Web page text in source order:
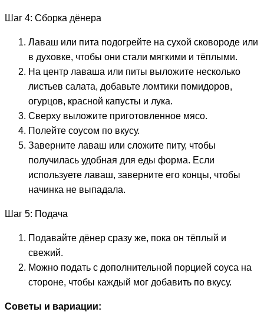
Шаг 4: Сборка дёнера
Лаваш или пита подогрейте на сухой сковороде или
в духовке, чтобы они стали мягкими и тёплыми.
На центр лаваша или питы выложите несколько
листьев салата, добавьте ломтики помидоров,
огурцов, красной капусты и лука.
Сверху выложите приготовленное мясо.
Полейте соусом по вкусу.
Заверните лаваш или сложите питу, чтобы
получилась удобная для еды форма. Если
используете лаваш, заверните его концы, чтобы
начинка не выпадала.
Шаг 5: Подача
Подавайте дёнер сразу же, пока он тёплый и
свежий.
Можно подать с дополнительной порцией соуса на
стороне, чтобы каждый мог добавить по вкусу.
Советы и вариации: